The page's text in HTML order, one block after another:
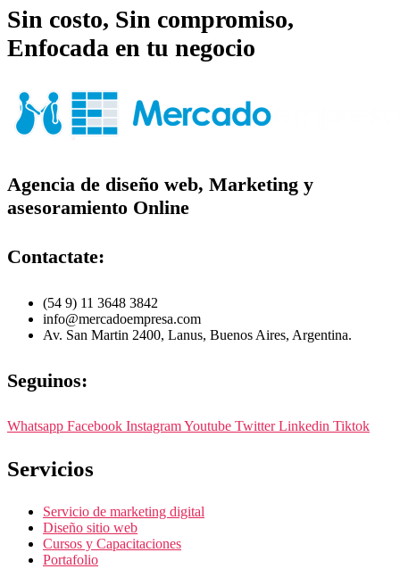
Sin costo, Sin compromiso,
Enfocada en tu negocio
Agencia de diseño web, Marketing y
asesoramiento Online
Contactate:
(54 9) 11 3648 3842
info@mercadoempresa.com
Av. San Martin 2400, Lanus, Buenos Aires, Argentina.
Seguinos:
Whatsapp Facebook InstagramYoutube Twitter Linkedin Tiktok
Servicios
Servicio de marketing digital
Diseño sitio web
Cursos y Capacitaciones
Portafolio